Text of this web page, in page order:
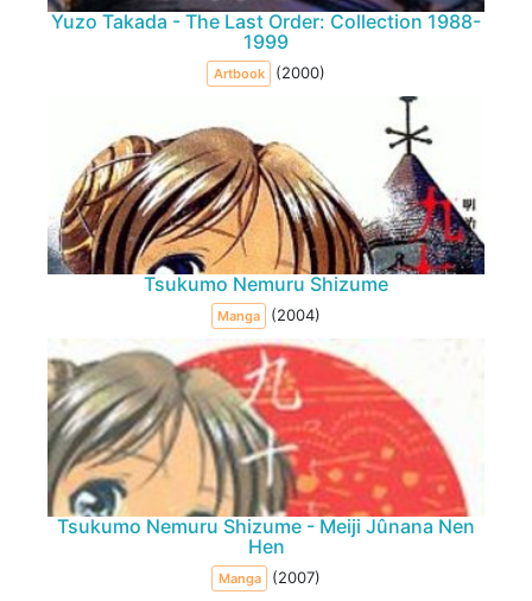
Yuzo Takada - The Last Order: Collection 1988-
1999
Artbook (2000)
Tsukumo Nemuru Shizume
Manga (2004)
Tsukumo Nemuru Shizume - Meiji Jûnana Nen
Hen
Manga (2007)